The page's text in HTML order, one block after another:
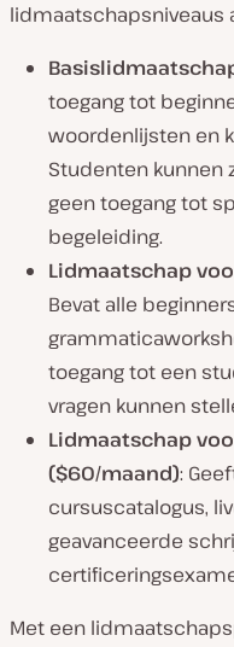
lidmaatschapsniveaus
toegang tot
woordenlijsten en
Studenten kunnen
geen toegang tot
begeleiding.
Lidmaatschap
Bevat alle
toegang tot een
vragen kunnen
Lidmaatschap
($60/maand):
cursuscatalogus,
geavanceerde
Met een